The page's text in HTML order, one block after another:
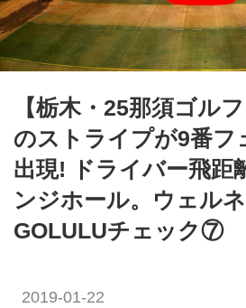
【栃木・25那須ゴル
のストライプが9番フ
出現! ドライバー飛距
ンジホール。ウェルネ
GOLULUチェック⑦
2019-01-22